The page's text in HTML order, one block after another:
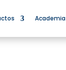
Academia